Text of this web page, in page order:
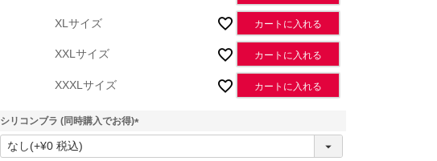
XLサイズ カートに入れる
XXLサイズ カートに入れる
XXXLサイズ カートに入れる
シリコンブラ (同時購入でお得)
(